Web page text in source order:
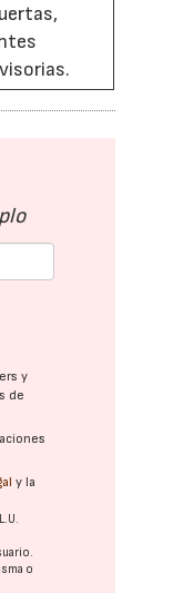
y
de
y la
o